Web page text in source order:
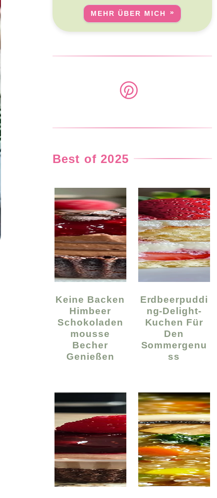
MEHR ÜBER MICH
Best of 2025
Keine Backen
Himbeer
Schokoladen
Mousse
Becher
Genießen
Erdbeerpuddi
Ng-Delight-
Kuchen Für
Den
Sommergenu
Ss